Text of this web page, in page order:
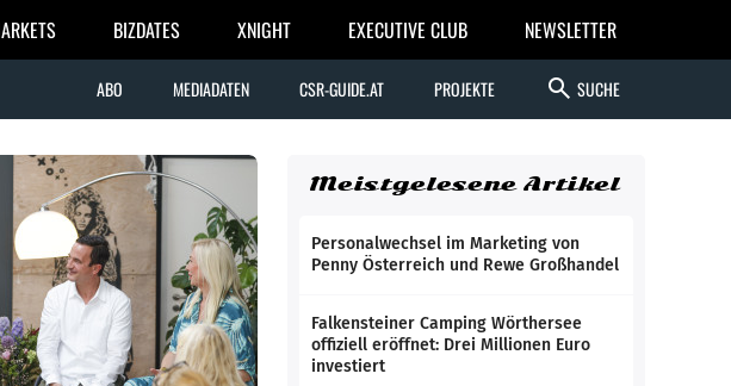
BIZDATES XNIGHT EXECUTIVE CLUB NEWSLETTER
ABO MEDIADATEN CSR-GUIDE.AT PROJEKTE search SUCHE
Meistgelesene Artikel
Personalwechsel im Marketing von
Penny Österreich und Rewe Großhandel
Falkensteiner Camping Wörthersee
offiziell eröffnet: Drei Millionen Euro
investiert